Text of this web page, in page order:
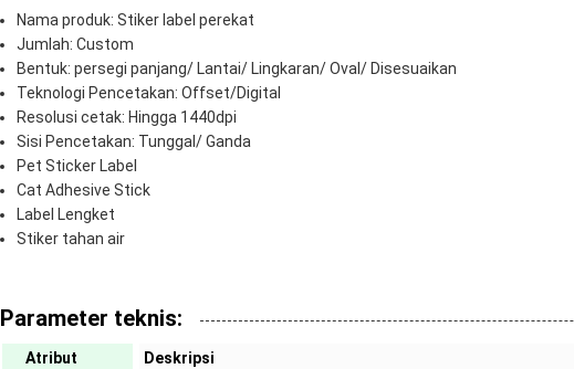
Nama produk: Stiker label perekat
Jumlah: Custom
Bentuk: persegi panjang/ Lantai/ Lingkaran/ Oval/ Disesuaikan
Teknologi Pencetakan: Offset/Digital
Resolusi cetak: Hingga 1440dpi
Sisi Pencetakan: Tunggal/ Ganda
Pet Sticker Label
Cat Adhesive Stick
Label Lengket
Stiker tahan air
Parameter teknis:
Atribut
Deskripsi